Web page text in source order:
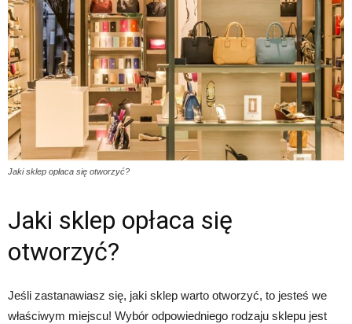
Jaki sklep opłaca się otworzyć?
Jaki sklep opłaca się
otworzyć?
Jeśli zastanawiasz się, jaki sklep warto otworzyć, to jesteś we
właściwym miejscu! Wybór odpowiedniego rodzaju sklepu jest